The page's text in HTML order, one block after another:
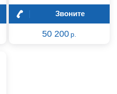
Звоните
50 200 р.